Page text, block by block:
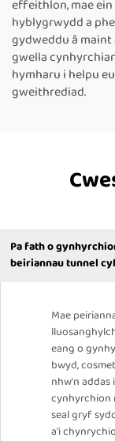
effeithlon, mae
hyblygrwydd a
gydweddu â
gwella
hymharu i helpu
gweithrediad.
Pa fath o
beiriannau tunnel
Mae
eang o
bwyd,
nhw'n
cynhyrchion
seal gryf
a'i